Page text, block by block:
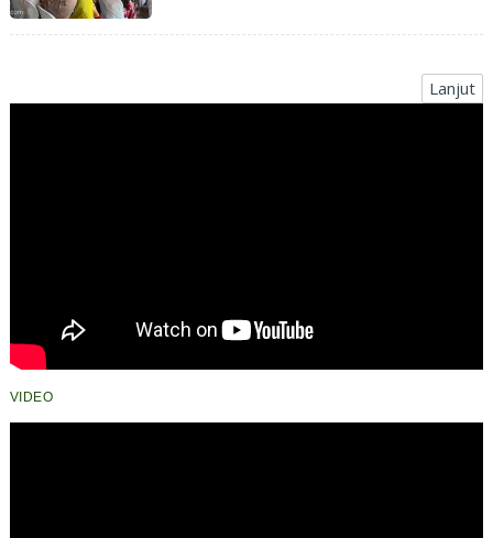
Bawah UMK
Lanjut
VIDEO